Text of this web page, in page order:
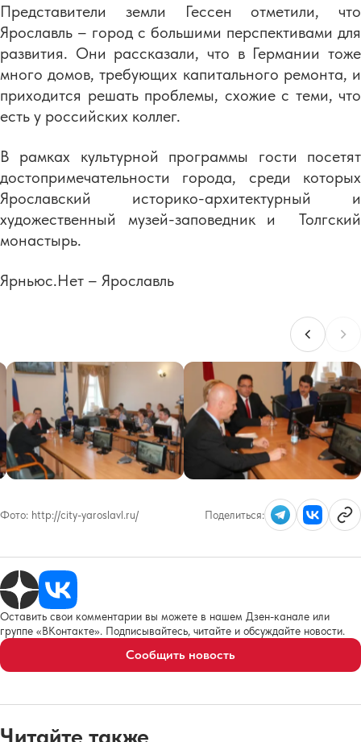
Представители земли Гессен отметили, что
Ярославль – город с большими перспективами для
развития. Они рассказали, что в Германии тоже
много домов, требующих капитального ремонта, и
приходится решать проблемы, схожие с теми, что
есть у российских коллег.
В рамках культурной программы гости посетят
достопримечательности города, среди которых
Ярославский историко-архитектурный и
художественный музей-заповедник и Толгский
монастырь.
Ярньюс.Нет – Ярославль
Фото: http://city-yaroslavl.ru/ Поделиться:
Оставить свои комментарии вы можете в нашем Дзен-канале или
группе «ВКонтакте». Подписывайтесь, читайте и обсуждайте новости.
Сообщить новость